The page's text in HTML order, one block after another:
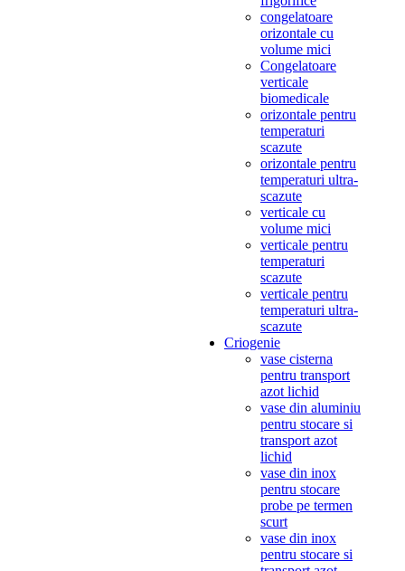
congelatoare
orizontale cu
volume mici
Congelatoare
verticale
biomedicale
orizontale pentru
temperaturi
scazute
orizontale pentru
temperaturi ultra-
scazute
verticale cu
volume mici
verticale pentru
temperaturi
scazute
verticale pentru
temperaturi ultra-
scazute
Criogenie
vase cisterna
pentru transport
azot lichid
vase din aluminiu
pentru stocare si
transport azot
lichid
vase din inox
pentru stocare
probe pe termen
scurt
vase din inox
pentru stocare si